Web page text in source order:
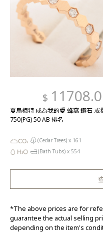
$
夏烏梅特 成為我的愛 蜂窩 鑽石 戒
750(PG) 50 AB 排名
(Cedar Trees) x 161
(Bath Tubs) x 554
*The above prices are for
guarantee the actual selling
depending on the item's